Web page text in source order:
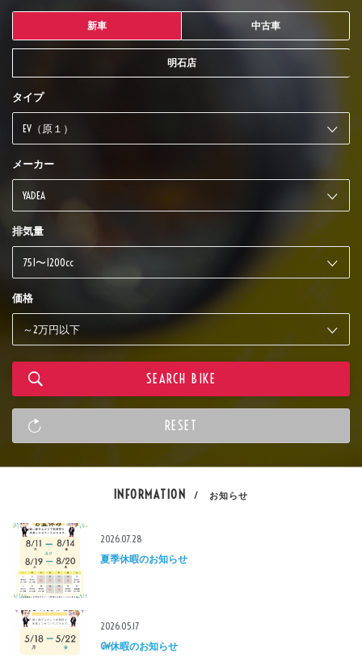
新車 中古車
明石店
タイプ
メーカー
排気量
価格
INFORMATION / お知らせ
2026.07.28
夏季休暇のお知らせ
2026.05.17
GW休暇のお知らせ